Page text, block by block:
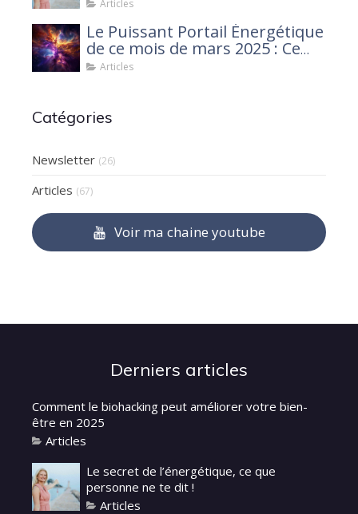
Articles
Le Puissant Portail Énergétique
de ce mois de mars 2025 : Ce
que tu dois savoir
Articles
Catégories
Newsletter (26)
Articles (67)
Voir ma chaine youtube
Derniers articles
Comment le biohacking peut améliorer votre bien-
être en 2025
Articles
Le secret de l’énergétique, ce que
personne ne te dit !
Articles